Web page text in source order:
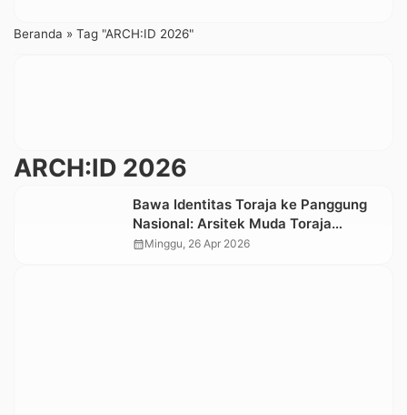
Beranda » Tag "ARCH:ID 2026"
ARCH:ID 2026
Bawa Identitas Toraja ke Panggung
Nasional: Arsitek Muda Toraja
Tembus ARCH:ID 2026
calendar_monthMinggu, 26 Apr 2026